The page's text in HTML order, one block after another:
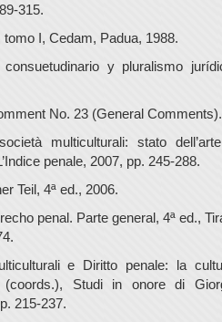
315.
I, Cedam, Padua, 1988.
y pluralismo
No. 23 (General Comments).
multiculturali: stato
penale, 2007, pp. 245-288.
Teil, 4ª ed., 2006.
penal. Parte general, 4ª ed.,
e Diritto penale: la
Studi in onore di
215-237.